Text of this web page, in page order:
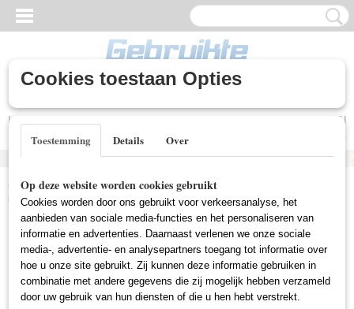
Inloggen
UW WINKELWAGEN
Home >Gebruikte DVD's>T.V. Series Gebruikt
(Gebruikt)
Cookies toestaan Opties
Toestemming Details Over
Op deze website worden cookies gebruikt
Cookies worden door ons gebruikt voor verkeersanalyse, het
aanbieden van sociale media-functies en het personaliseren van
informatie en advertenties. Daarnaast verlenen we onze sociale
media-, advertentie- en analysepartners toegang tot informatie over
hoe u onze site gebruikt. Zij kunnen deze informatie gebruiken in
combinatie met andere gegevens die zij mogelijk hebben verzameld
door uw gebruik van hun diensten of die u hen hebt verstrekt.